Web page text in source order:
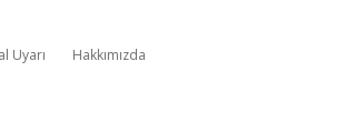
Uyarı Hakkımızda